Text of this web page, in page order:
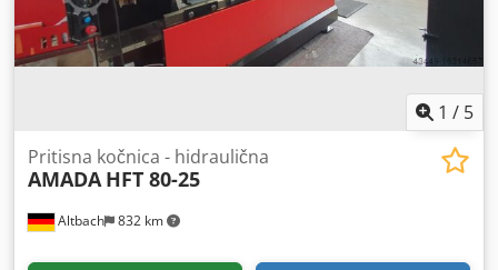
1 / 5
Altbach 832 km
Pritisna kočnica - hidraulična
AMADA HFT 80-25